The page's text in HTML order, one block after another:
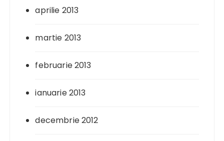
aprilie 2013
martie 2013
februarie 2013
ianuarie 2013
decembrie 2012